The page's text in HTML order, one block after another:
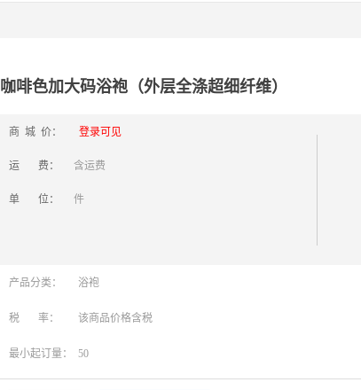
咖啡色加大码浴袍（外层全涤超细纤维）
商 城 价： 登录可见
运 费： 含运费
单 位： 件
产品分类： 浴袍
税 率： 该商品价格含税
最小起订量： 50